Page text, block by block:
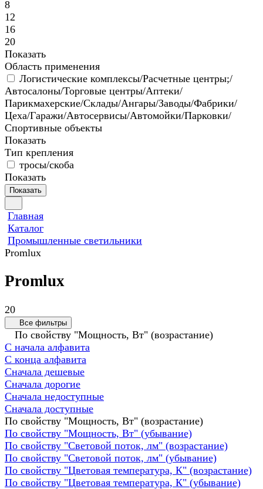
8
12
16
20
Показать
Область применения
Логистические комплексы/Расчетные центры;/
Автосалоны/Торговые центры/Аптеки/
Парикмахерские/Склады/Ангары/Заводы/Фабрики/
Цеха/Гаражи/Автосервисы/Автомойки/Парковки/
Спортивные объекты
Показать
Тип крепления
тросы/скоба
Показать
Показать
Главная
Каталог
Промышленные светильники
Promlux
Promlux
20
Все фильтры
По свойству "Мощность, Вт" (возрастание)
С начала алфавита
С конца алфавита
Сначала дешевые
Сначала дорогие
Сначала недоступные
Сначала доступные
По свойству "Мощность, Вт" (возрастание)
По свойству "Мощность, Вт" (убывание)
По свойству "Световой поток, лм" (возрастание)
По свойству "Световой поток, лм" (убывание)
По свойству "Цветовая температура, К" (возрастание)
По свойству "Цветовая температура, К" (убывание)